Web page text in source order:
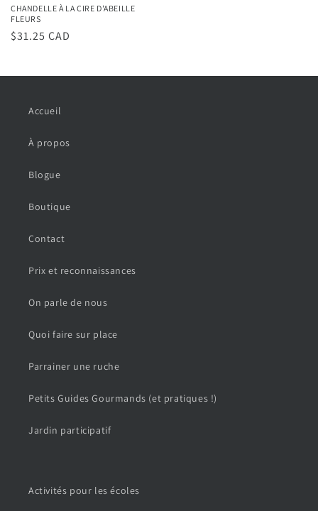
CHANDELLE À LA CIRE D'ABEILLE
FLEURS
Prix
$31.25 CAD
Accueil
À propos
Blogue
Boutique
Contact
Prix et reconnaissances
On parle de nous
Quoi faire sur place
Parrainer une ruche
Petits Guides Gourmands (et pratiques !)
Jardin participatif
Activités pour les écoles